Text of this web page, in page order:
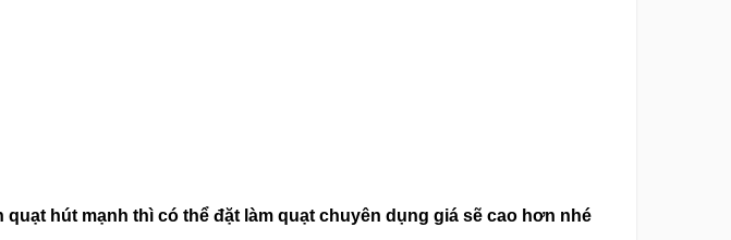
hút mạnh thì có thể đặt làm quạt chuyên dụng giá sẽ cao hơn nhé